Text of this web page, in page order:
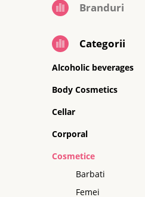
Branduri
Categorii
Alcoholic beverages
Body Cosmetics
Cellar
Corporal
Cosmetice
Barbati
Femei